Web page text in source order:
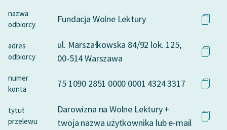
nazwa
odbiorcy
Fundacja Wolne Lektury
adres
odbiorcy
ul. Marszałkowska 84/92 lok. 125,
00-514 Warszawa
numer
konta
75 1090 2851 0000 0001 4324 3317
tytuł
przelewu
Darowizna na Wolne Lektury +
twoja nazwa użytkownika lub e-mail